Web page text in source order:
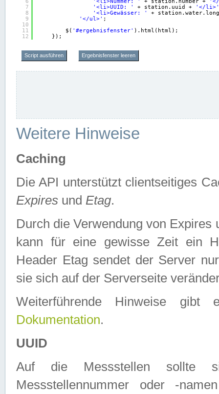
7
8
9
10
11
12
'<li>UUID: '
+ station.uuid +
'</li>'
'<li>Gewässer: '
+
'</ul>' ;
$( '#ergebnisfenster' ).html(html);
});
Script ausführen Ergebnisfenster leeren
Weitere Hinweise
Caching
Die API unterstützt clientseitiges
Expires und Etag.
Durch die Verwendung von
kann für eine gewisse Zeit ein
Header Etag sendet der Server
sie sich auf der Serverseite
Weiterführende Hinweise
Dokumentation.
UUID
Auf die Messstellen sollte
Messstellennummer oder -